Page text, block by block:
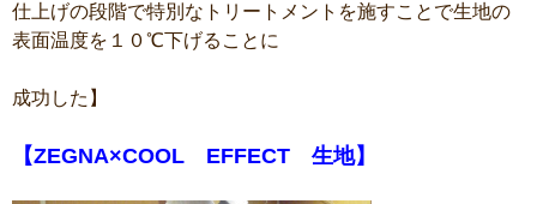
仕上げの段階で特別なトリートメントを施すことで生地の
表面温度を１０℃下げることに
成功した】
【ZEGNA×COOL EFFECT 生地】